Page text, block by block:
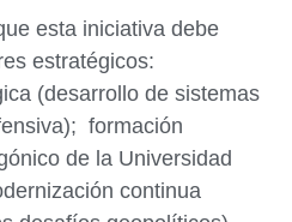
esta iniciativa debe
estratégicos:
(desarrollo de sistemas
formación
de la Universidad
continua